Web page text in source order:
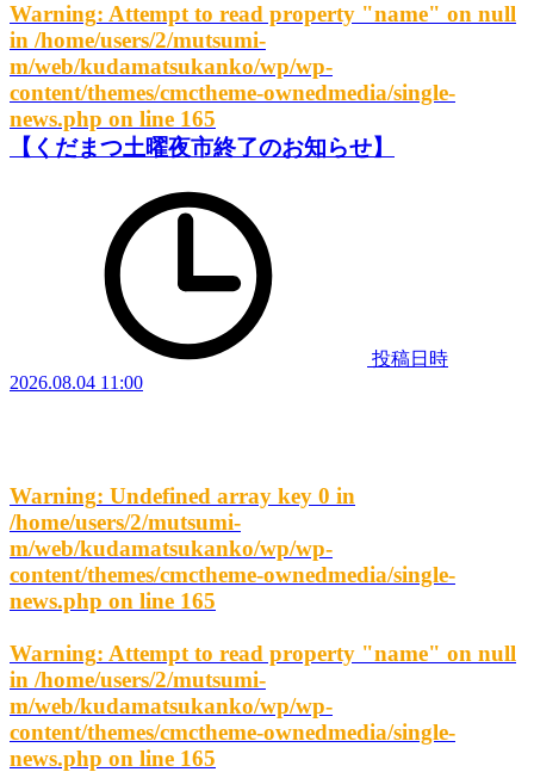
Warning: Attempt to read property "name" on null
in /home/users/2/mutsumi-
m/web/kudamatsukanko/wp/wp-
content/themes/cmctheme-ownedmedia/single-
news.php on line 165
【くだまつ土曜夜市終了のお知らせ】
投稿日時
2026.08.04 11:00
Warning: Undefined array key 0 in
/home/users/2/mutsumi-
m/web/kudamatsukanko/wp/wp-
content/themes/cmctheme-ownedmedia/single-
news.php on line 165
Warning: Attempt to read property "name" on null
in /home/users/2/mutsumi-
m/web/kudamatsukanko/wp/wp-
content/themes/cmctheme-ownedmedia/single-
news.php on line 165